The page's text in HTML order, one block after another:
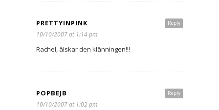
Reply
PRETTYINPINK
10/10/2007 at 1:14 pm
Rachel, älskar den klänningen!!!
Reply
POPBEJB
10/10/2007 at 1:02 pm